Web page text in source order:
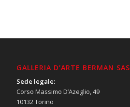
GALLERIA D’ARTE BERMAN SAS
Sede legale:
Corso Massimo D’Azeglio, 49
10132 Torino